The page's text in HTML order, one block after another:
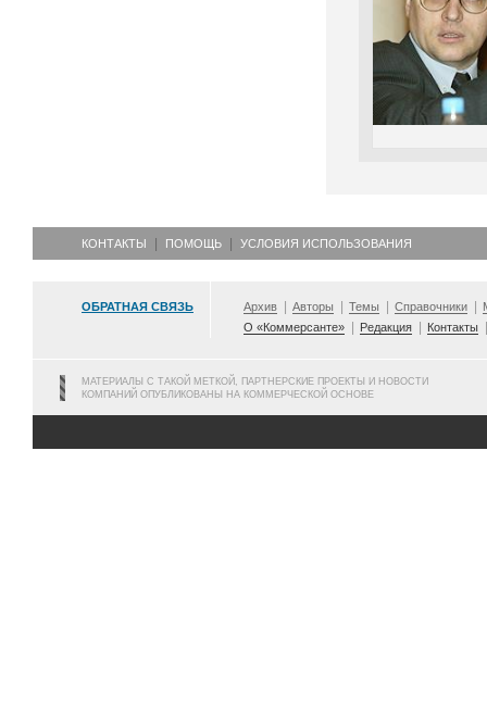
КОНТАКТЫ ПОМОЩЬ УСЛОВИЯ ИСПОЛЬЗОВАНИЯ
ОБРАТНАЯ СВЯЗЬ Архив Авторы Темы Справочники
О «Коммерсанте»
Редакция Контакты
МАТЕРИАЛЫ С ТАКОЙ МЕТКОЙ, ПАРТНЕРСКИЕ ПРОЕКТЫ И НОВОСТИ
КОМПАНИЙ ОПУБЛИКОВАНЫ НА КОММЕРЧЕСКОЙ ОСНОВЕ